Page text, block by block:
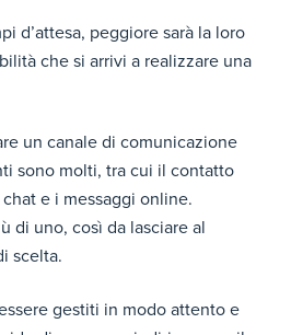
d’attesa, peggiore sarà la loro
che si arrivi a realizzare una
un canale di comunicazione
sono molti, tra cui il contatto
e i messaggi online.
di uno, così da lasciare al
scelta.
gestiti in modo attento e